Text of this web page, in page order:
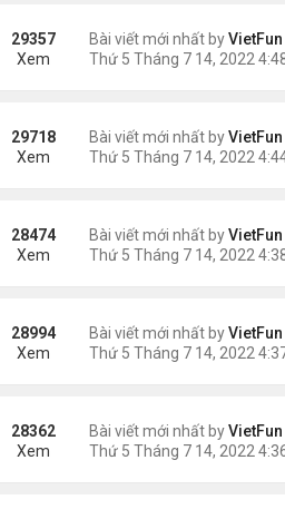
Bài viết mới nhất byVietFun
29357
Xem
Bài viết mới nhất byVietFun
29718
Xem
Bài viết mới nhất byVietFun
28474
Xem
Bài viết mới nhất byVietFun
28994
Xem
Bài viết mới nhất byVietFun
28362
Xem